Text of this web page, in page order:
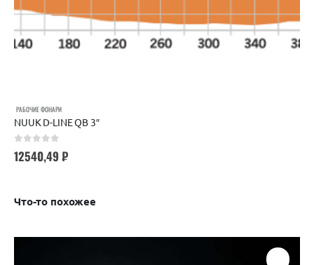
РАБОЧИЕ ФОНАРИ
NUUK D-LINE QB 3″
12540,49 ₽
Что-то похожее